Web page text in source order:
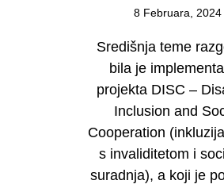
8 Februara, 2024
Središnja teme
bila je
projekta DISC –
Inclusion and
Cooperation
s invaliditetom i
suradnja), a koji je